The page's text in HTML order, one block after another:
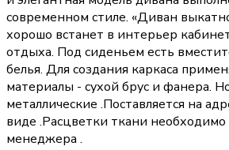
современном стиле. «Диван
хорошо встанет в интерьер
отдыха. Под сиденьем есть
белья. Для создания каркаса
материалы - сухой брус и фанера.
металлические .Поставляется на
виде .Расцветки ткани необходимо
менеджера .